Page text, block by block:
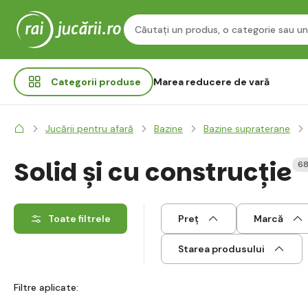
Categorii produse Marea reducere de vară
Jucării pentru afară Bazine Bazine supraterane
Solid și cu construcție
Toate filtrele Preț Marcă
Starea produsului
Filtre aplicate: